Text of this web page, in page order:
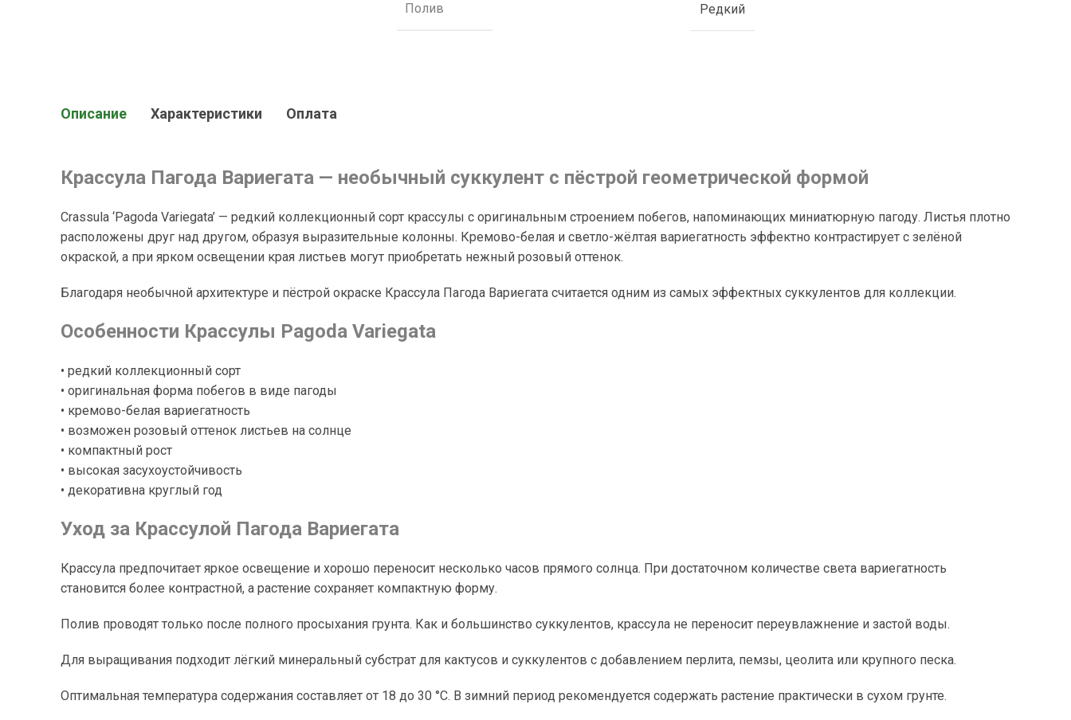
Полив Редкий
Описание Характеристики Оплата
Крассула Пагода Вариегата — необычный суккулент с пёстрой геометрической формой
Crassula ‘Pagoda Variegata’ — редкий коллекционный сорт крассулы с оригинальным строением побегов, напоминающих миниатюрную пагоду. Листья плотно
расположены друг над другом, образуя выразительные колонны. Кремово-белая и светло-жёлтая вариегатность эффектно контрастирует с зелёной
окраской, а при ярком освещении края листьев могут приобретать нежный розовый оттенок.
Благодаря необычной архитектуре и пёстрой окраске Крассула Пагода Вариегата считается одним из самых эффектных суккулентов для коллекции.
Особенности Крассулы Pagoda Variegata
• редкий коллекционный сорт
• оригинальная форма побегов в виде пагоды
• кремово-белая вариегатность
• возможен розовый оттенок листьев на солнце
• компактный рост
• высокая засухоустойчивость
• декоративна круглый год
Уход за Крассулой Пагода Вариегата
Крассула предпочитает яркое освещение и хорошо переносит несколько часов прямого солнца. При достаточном количестве света вариегатность
становится более контрастной, а растение сохраняет компактную форму.
Полив проводят только после полного просыхания грунта. Как и большинство суккулентов, крассула не переносит переувлажнение и застой воды.
Для выращивания подходит лёгкий минеральный субстрат для кактусов и суккулентов с добавлением перлита, пемзы, цеолита или крупного песка.
Оптимальная температура содержания составляет от 18 до 30 °C. В зимний период рекомендуется содержать растение практически в сухом грунте.